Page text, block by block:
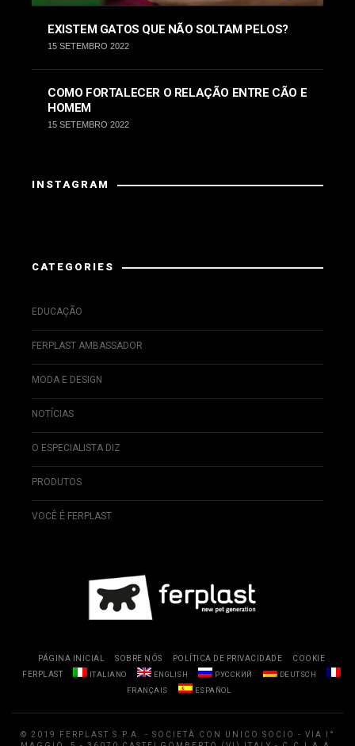
EXISTEM GATOS QUE NÃO SOLTAM PELOS?
15 SETEMBRO 2022
COMO FORTALECER O RELAÇÃO ENTRE CÃO E
HOMEM
15 SETEMBRO 2022
INSTAGRAM
CATEGORIES
EDUCAÇÃO
FERPLAST AMBASSADOR
MODA E DESIGN
NOTÍCIAS
O ESPECIALISTA DIZ
PRODUTOS
VOCÊ É FERPLAST
PÁGINA INICIAL SOBRE NÓS POLÍTICA DE PRIVACIDADE
COOKIE
FERPLAST
ITALIANO ENGLISH РУССКИЙ
DEUTSCH
FRANÇAIS
ESPAÑOL
© 2019 FERPLAST S.P.A. - SOCIETÀ CON UNICO SOCIO - VIA I°